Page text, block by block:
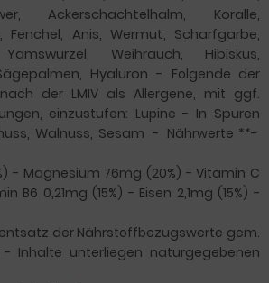
Ackerschachtelhalm, Koralle,
Fenchel, Anis, Wermut, Scharfgarbe,
Weihrauch, Hibiskus,
Hyaluron - Folgende der
der LMIV als Allergene, mit ggf.
einzustufen: Lupine - In Spuren
Walnuss, Sesam - Nährwerte **-
- Magnesium 76mg (20%) - Vitamin C
B6 0,21mg (15%) - Eisen 2,1mg (15%) -
der Nährstoffbezugswerte gem.
- Inhalte unterliegen naturgegebenen